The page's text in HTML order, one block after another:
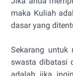
maka Kuliah
dasar yang
Sekarang untuk
swasta dibatasi